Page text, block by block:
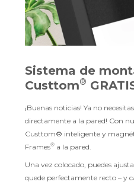
Sistema de
Custtom®
¡Buenas noticias! Ya no
directamente a la pared! Con
Custtom® inteligente y
Frames® a la pared.
Una vez colocado, puedes
quede perfectamente recto – y